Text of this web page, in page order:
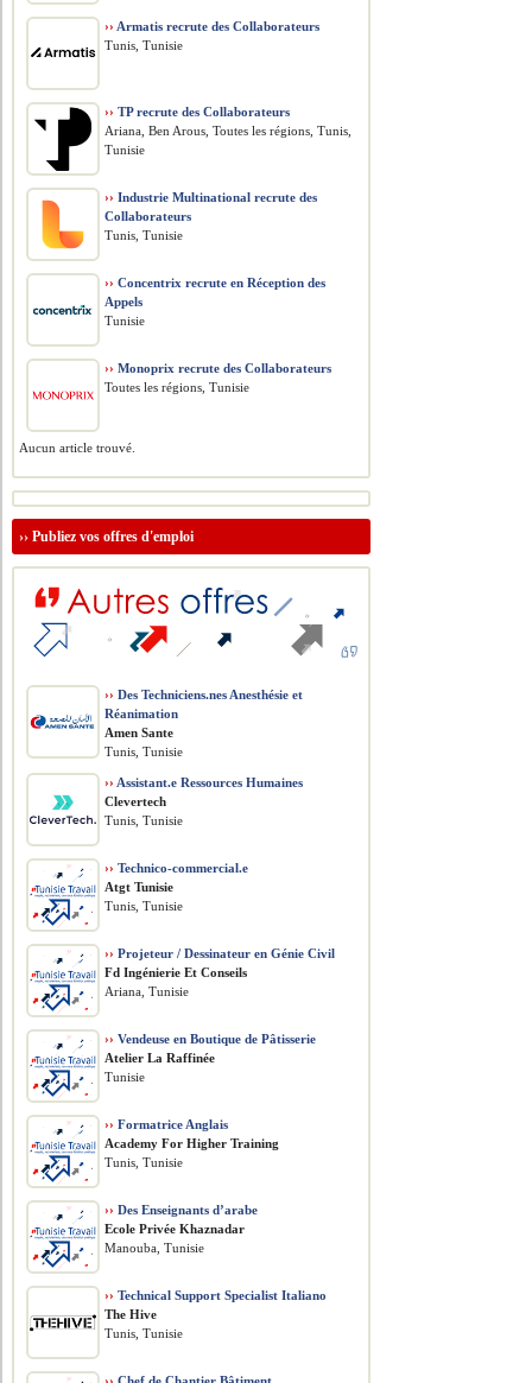
›› Armatis recrute des Collaborateurs
Tunis, Tunisie
›› TP recrute des Collaborateurs
Ariana, Ben Arous, Toutes les régions, Tunis,
Tunisie
›› Industrie Multinational recrute des
Collaborateurs
Tunis, Tunisie
›› Concentrix recrute en Réception des
Appels
Tunisie
›› Monoprix recrute des Collaborateurs
Toutes les régions, Tunisie
Aucun article trouvé.
››Publiez vos offres d'emploi
›› Des Techniciens.nes Anesthésie et
Réanimation
Amen Sante
Tunis, Tunisie
›› Assistant.e Ressources Humaines
Clevertech
Tunis, Tunisie
›› Technico-commercial.e
Atgt Tunisie
Tunis, Tunisie
›› Projeteur / Dessinateur en Génie Civil
Fd Ingénierie Et Conseils
Ariana, Tunisie
›› Vendeuse en Boutique de Pâtisserie
Atelier La Raffinée
Tunisie
›› Formatrice Anglais
Academy For Higher Training
Tunis, Tunisie
›› Des Enseignants d’arabe
Ecole Privée Khaznadar
Manouba, Tunisie
›› Technical Support Specialist Italiano
The Hive
Tunis, Tunisie